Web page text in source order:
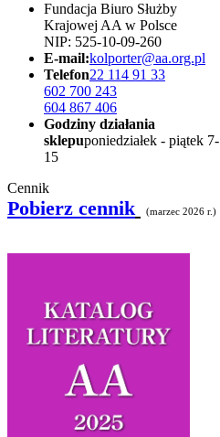
Fundacja Biuro Służby
Krajowej AA w Polsce
NIP: 525-10-09-260
E-mail:kolporter@aa.org.pl
Telefon22 114 91 33
602 700 243
604 867 406
Godziny działania
sklepuponiedziałek - piątek 7-
15
Cennik
Pobierz cennik (marzec 2026 r.)